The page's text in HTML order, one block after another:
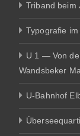
Triband beim
Typografie im
U 1 — Von
Wandsbeker
U-Bahnhof